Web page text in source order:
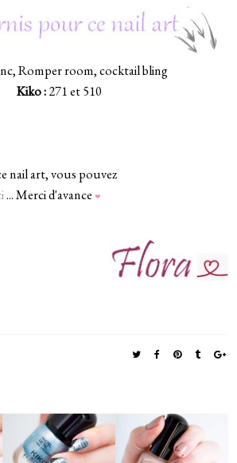
Romper room, cocktail bling
Kiko :271 et 510
nail art, vous pouvez
... Merci d'avance❤